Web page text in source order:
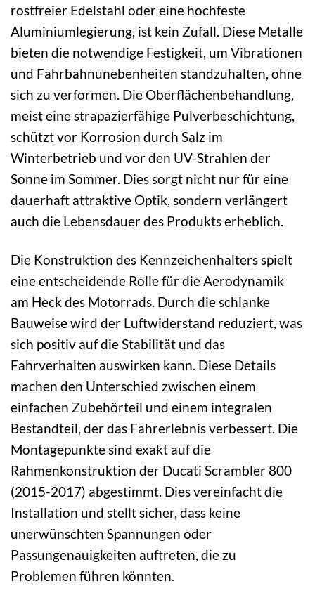
rostfreier Edelstahl oder eine hochfeste
Aluminiumlegierung, ist kein Zufall. Diese Metalle
bieten die notwendige Festigkeit, um Vibrationen
und Fahrbahnunebenheiten standzuhalten, ohne
sich zu verformen. Die Oberflächenbehandlung,
meist eine strapazierfähige Pulverbeschichtung,
schützt vor Korrosion durch Salz im
Winterbetrieb und vor den UV-Strahlen der
Sonne im Sommer. Dies sorgt nicht nur für eine
dauerhaft attraktive Optik, sondern verlängert
auch die Lebensdauer des Produkts erheblich.
Die Konstruktion des Kennzeichenhalters spielt
eine entscheidende Rolle für die Aerodynamik
am Heck des Motorrads. Durch die schlanke
Bauweise wird der Luftwiderstand reduziert, was
sich positiv auf die Stabilität und das
Fahrverhalten auswirken kann. Diese Details
machen den Unterschied zwischen einem
einfachen Zubehörteil und einem integralen
Bestandteil, der das Fahrerlebnis verbessert. Die
Montagepunkte sind exakt auf die
Rahmenkonstruktion der Ducati Scrambler 800
(2015-2017) abgestimmt. Dies vereinfacht die
Installation und stellt sicher, dass keine
unerwünschten Spannungen oder
Passungenauigkeiten auftreten, die zu
Problemen führen könnten.